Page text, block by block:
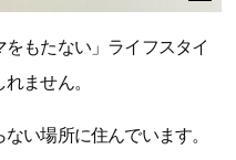
もたない」ライフスタイ
ません。
い場所に住んでいます。